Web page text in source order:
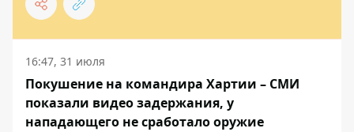
16:47, 31 июля
Покушение на командира Хартии – СМИ
показали видео задержания, у
нападающего не сработало оружие